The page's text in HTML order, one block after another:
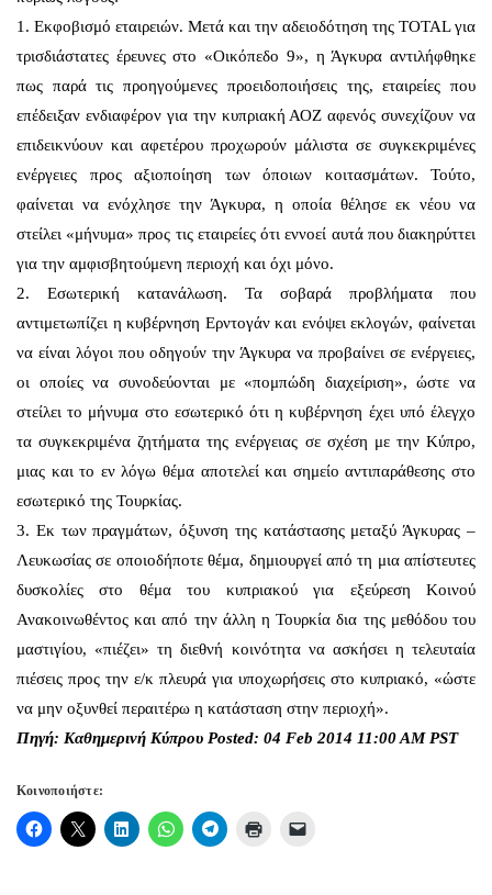
1. Εκφοβισμό εταιρειών. Μετά και την αδειοδότηση της TOTAL για
τρισδιάστατες έρευνες στο «Οικόπεδο 9», η Άγκυρα αντιλήφθηκε
πως παρά τις προηγούμενες προειδοποιήσεις της, εταιρείες που
επέδειξαν ενδιαφέρον για την κυπριακή ΑΟΖ αφενός συνεχίζουν να
επιδεικνύουν και αφετέρου προχωρούν μάλιστα σε συγκεκριμένες
ενέργειες προς αξιοποίηση των όποιων κοιτασμάτων. Τούτο,
φαίνεται να ενόχλησε την Άγκυρα, η οποία θέλησε εκ νέου να
στείλει «μήνυμα» προς τις εταιρείες ότι εννοεί αυτά που διακηρύττει
για την αμφισβητούμενη περιοχή και όχι μόνο.
2. Εσωτερική κατανάλωση. Τα σοβαρά προβλήματα που
αντιμετωπίζει η κυβέρνηση Ερντογάν και ενόψει εκλογών, φαίνεται
να είναι λόγοι που οδηγούν την Άγκυρα να προβαίνει σε ενέργειες,
οι οποίες να συνοδεύονται με «πομπώδη διαχείριση», ώστε να
στείλει το μήνυμα στο εσωτερικό ότι η κυβέρνηση έχει υπό έλεγχο
τα συγκεκριμένα ζητήματα της ενέργειας σε σχέση με την Κύπρο,
μιας και το εν λόγω θέμα αποτελεί και σημείο αντιπαράθεσης στο
εσωτερικό της Τουρκίας.
3. Εκ των πραγμάτων, όξυνση της κατάστασης μεταξύ Άγκυρας –
Λευκωσίας σε οποιοδήποτε θέμα, δημιουργεί από τη μια απίστευτες
δυσκολίες στο θέμα του κυπριακού για εξεύρεση Κοινού
Ανακοινωθέντος και από την άλλη η Τουρκία δια της μεθόδου του
μαστιγίου, «πιέζει» τη διεθνή κοινότητα να ασκήσει η τελευταία
πιέσεις προς την ε/κ πλευρά για υποχωρήσεις στο κυπριακό, «ώστε
να μην οξυνθεί περαιτέρω η κατάσταση στην περιοχή».
Πηγή: Καθημερινή Κύπρου Posted: 04 Feb 2014 11:00 AM PST
Κοινοποιήστε: